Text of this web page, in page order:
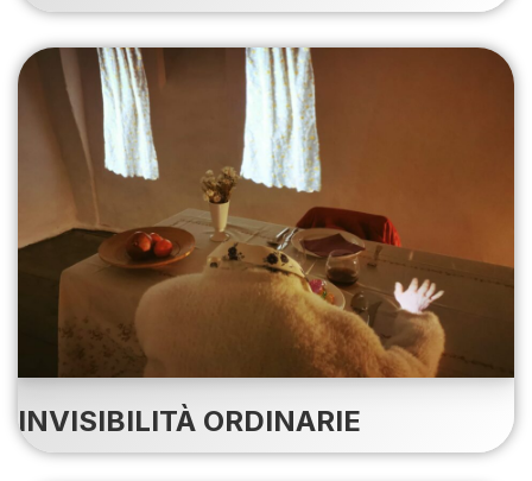
INVISIBILITÀ ORDINARIE